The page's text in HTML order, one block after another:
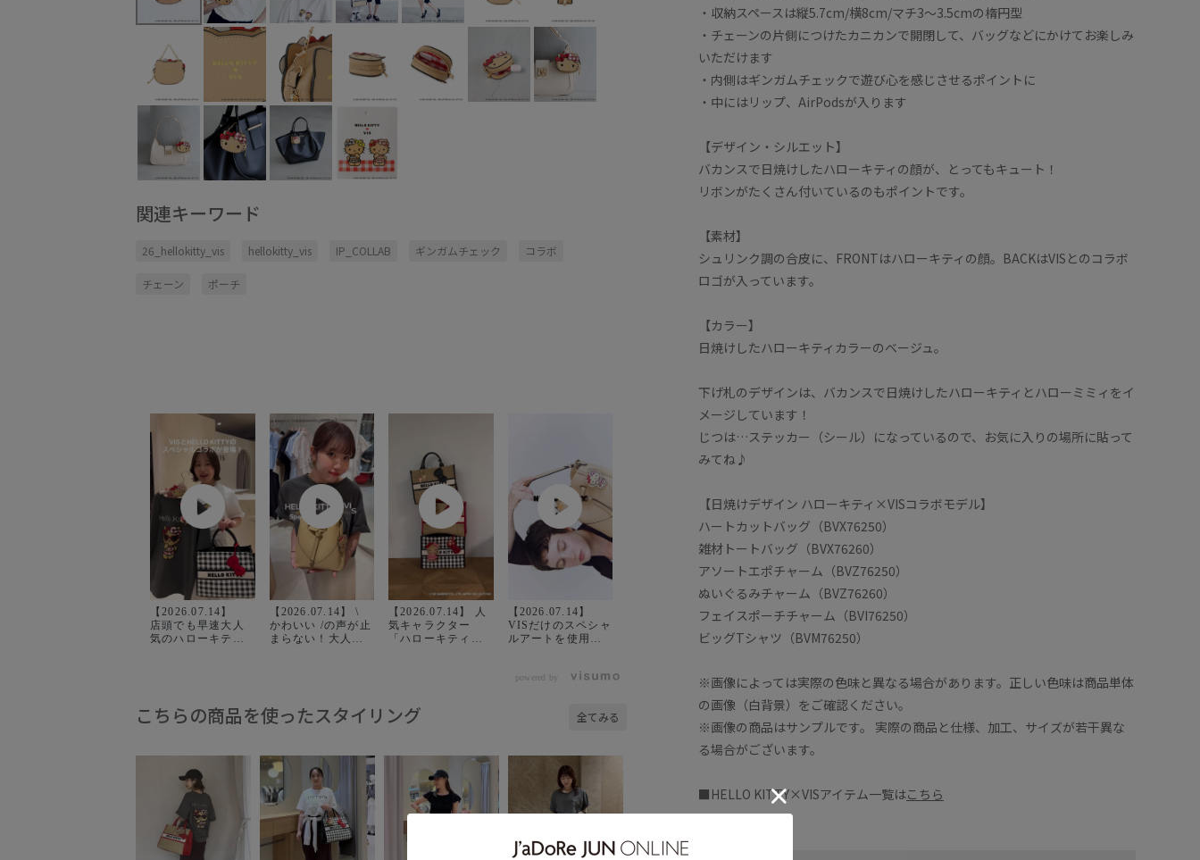
関連キーワード
26_hellokitty_vis hellokitty_vis IP_COLLAB ギンガムチェック コラボ
チェーン ポーチ
【2026.07.14】 ㅤㅤㅤㅤㅤㅤㅤㅤㅤㅤㅤㅤㅤ
店頭でも早速大人
気のハローキティ
この夏楽しみまし
ょう🏊🏻‍♂️🏖️ ㅤㅤㅤㅤㅤㅤㅤㅤㅤㅤㅤㅤㅤ 私は
♡ @vis_jp
@jadorejunonline
をチェックです☑️ㅤㅤㅤㅤㅤㅤㅤㅤㅤㅤㅤ
タッフのコーデが
載ってるので ぜひ
ご覧ください🤳✨
【2026.07.14】 \
かわいい /の声が止
まらない！大人気
のビキニ着ている
のもきゅん🫶🏻 T
どれも選べないく
らい可愛さ100%で
す！🥹♡ ぜひお早
めにチェックして
みて下さい〜
@jadorejunonline
🔍 .
【2026.07.14】 人
気キャラクター
「ハローキティ」
キティとのスペシ
ャルコラボアイテ
水着を着て、夏の
バカンスを満喫す
る「日焼けしたハ
ローキティ」がキ
ュート♡ 大人気ハ
の新色も必見！🤎
【2026.07.14】
VISだけのスペシャ
ルアートを使用し
ラボアイテムが全6
着て、夏のバカン
ティ」がキュート
♡ 大人気ハートカ
ットバッグの新色
も必見！🤎 🗓️スケ
ジュール↓
国のVIS店舗・公式
サイトにて発売ス
powered by
こちらの商品を使ったスタイリング 全てみる
・収納スペースは縦5.7cm/横8cm/マチ3〜3.5cmの楕円型
・チェーンの片側につけたカニカンで開閉して、バッグなどにかけてお楽しみ
いただけます
・内側はギンガムチェックで遊び心を感じさせるポイントに
・中にはリップ、AirPodsが入ります
【デザイン・シルエット】
バカンスで日焼けしたハローキティの顔が、とってもキュート！
リボンがたくさん付いているのもポイントです。
【素材】
シュリンク調の合皮に、FRONTはハローキティの顔。BACKはVISとのコラボ
ロゴが入っています。
【カラー】
日焼けしたハローキティカラーのベージュ。
下げ札のデザインは、バカンスで日焼けしたハローキティとハローミミィをイ
メージしています！
じつは…ステッカー（シール）になっているので、お気に入りの場所に貼って
みてね♪
【日焼けデザイン ハローキティ×VISコラボモデル】
ハートカットバッグ（BVX76250）
雑材トートバッグ（BVX76260）
アソートエポチャーム（BVZ76250）
ぬいぐるみチャーム（BVZ76260）
フェイスポーチチャーム（BVI76250）
ビッグTシャツ（BVM76250）
※画像によっては実際の色味と異なる場合があります。正しい色味は商品単体
の画像（白背景）をご確認ください。
※画像の商品はサンプルです。 実際の商品と仕様、加工、サイズが若干異な
る場合がございます。
■HELLO KITTY×VISアイテム一覧はこちら